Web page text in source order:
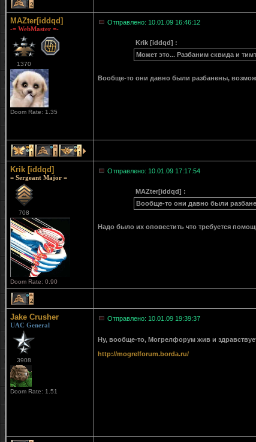
2
MAZter[iddqd]
-= WebMaster =-
1370
Doom Rate: 1.35
Отправлено: 10.01.09 16:46:12
Krik [iddqd] :
Может это... Разбаним сквида и
Вообще-то они давно были разбанены,
1 1 1
Krik [iddqd]
= Sergeant Major =
708
Doom Rate: 0.90
Отправлено: 10.01.09 17:17:54
MAZter[iddqd] :
Вообще-то они давно были
Надо было их оповестить что требуется
2
Jake Crusher
UAC General
3908
Doom Rate: 1.51
Отправлено: 10.01.09 19:39:37
Ну, вообще-то, Могрелфорум жив и
http://mogrelforum.borda.ru/